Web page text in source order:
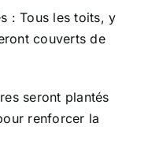
: Tous les toits, y
couverts de
seront plantés
renforcer la